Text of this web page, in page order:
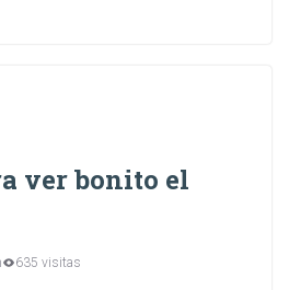
ver bonito el
635 visitas